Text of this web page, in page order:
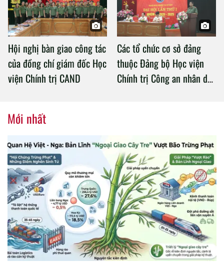
Hội nghị bàn giao công tác
của đồng chí giám đốc Học
viện Chính trị CAND
Các tổ chức cơ sở đảng
thuộc Đảng bộ Học viện
Chính trị Công an nhân dân
Mới nhất